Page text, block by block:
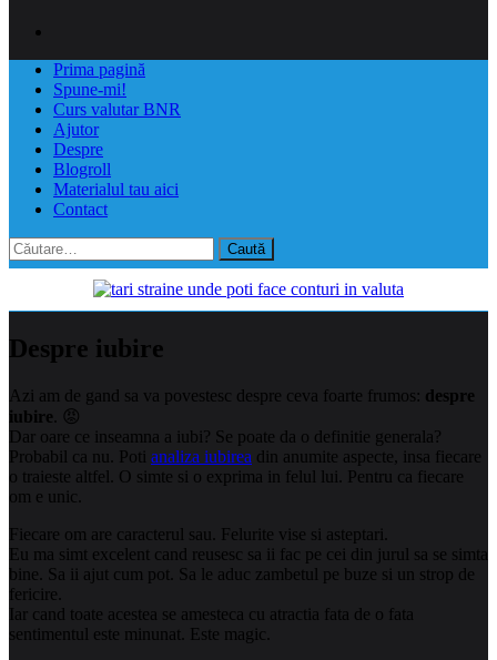
Prima pagină
Spune-mi!
Curs valutar BNR
Ajutor
Despre
Blogroll
Materialul tau aici
Contact
Caută
după:
Despre iubire
Azi am de gand sa va povestesc despre ceva foarte frumos: despre
iubire . 😡
Dar oare ce inseamna a iubi? Se poate da o definitie generala?
Probabil ca nu. Poti analiza iubirea din anumite aspecte, insa fiecare
o traieste altfel. O simte si o exprima in felul lui. Pentru ca fiecare
om e unic.
Fiecare om are caracterul sau. Felurite vise si asteptari.
Eu ma simt excelent cand reusesc sa ii fac pe cei din jurul sa se simta
bine. Sa ii ajut cum pot. Sa le aduc zambetul pe buze si un strop de
fericire.
Iar cand toate acestea se amesteca cu atractia fata de o fata
sentimentul este minunat. Este magic.